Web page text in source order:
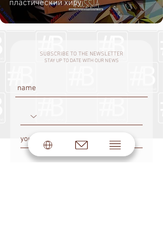
пластический хиру
SUBSCRIBE TO THE NEWSLETTER
STAY UP TO DATE WITH OUR NEWS